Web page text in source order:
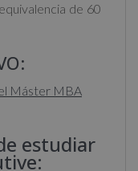
de 60
Máster MBA
estudiar